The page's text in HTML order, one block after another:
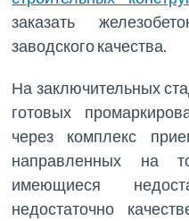
заказать
заводского качества.
На заключительных
готовых
через комплекс
направленных на
имеющиеся
недостаточно